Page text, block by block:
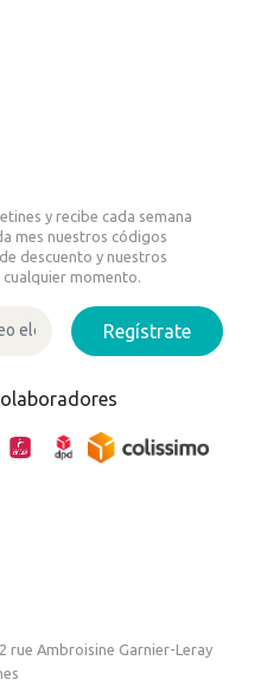
y recibe cada semana
mes nuestros códigos
descuento y nuestros
cualquier momento.
Regístrate
rue Ambroisine Garnier-Leray